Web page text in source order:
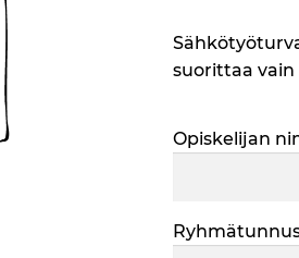
suorittaa
Opiskelijan